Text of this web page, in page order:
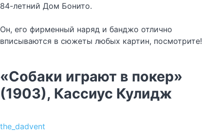
84-летний Дом Бонито.
Он, его фирменный наряд и банджо отлично
вписываются в сюжеты любых картин, посмотрите!
«Собаки играют в покер»
(1903), Кассиус Кулидж
the_dadvent